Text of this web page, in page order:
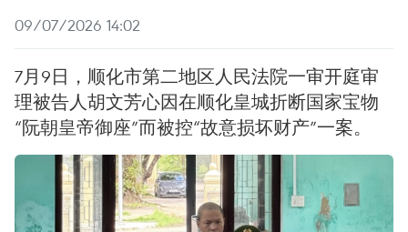
09/07/2026 14:02
7月9日，顺化市第二地区人民法院一审开庭审
理被告人胡文芳心因在顺化皇城折断国家宝物
“阮朝皇帝御座”而被控“故意损坏财产”一案。